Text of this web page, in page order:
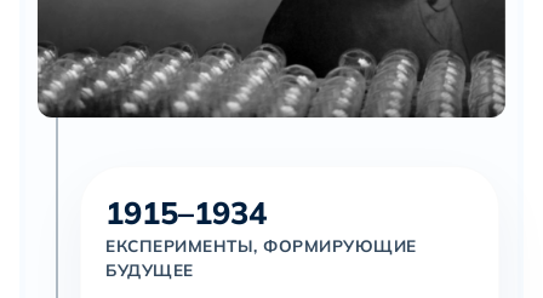
1915–1934
ЕКСПЕРИМЕНТЫ, ФОРМИРУЮЩИЕ
БУДУЩЕЕ